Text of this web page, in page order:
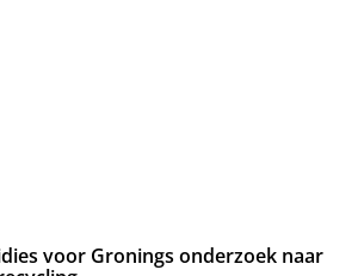
voor Gronings onderzoek naar